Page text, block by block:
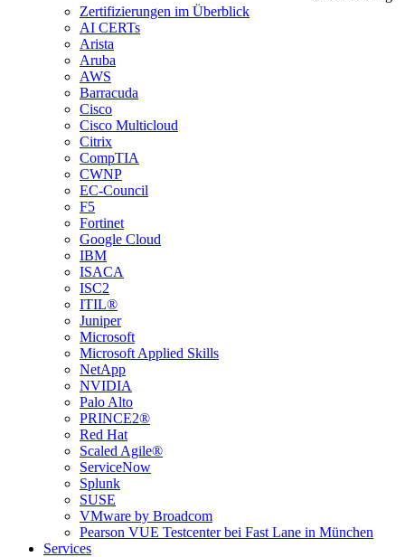
Zertifizierungen im Überblick
AI CERTs
Arista
Aruba
AWS
Barracuda
Cisco
Cisco Multicloud
Citrix
CompTIA
CWNP
EC-Council
F5
Fortinet
Google Cloud
IBM
ISACA
ISC2
ITIL®
Juniper
Microsoft
Microsoft Applied Skills
NetApp
NVIDIA
Palo Alto
PRINCE2®
Red Hat
Scaled Agile®
ServiceNow
Splunk
SUSE
VMware by Broadcom
Pearson VUE Testcenter bei Fast Lane in München
Services